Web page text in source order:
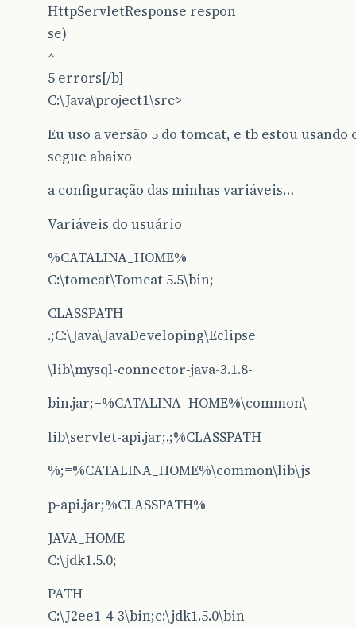
HttpServletResponse respon
se)
^
5 errors[/b]
C:\Java\project1\src>
Eu uso a versão 5 do tomcat, e tb estou usando
segue abaixo
a configuração das minhas variáveis…
Variáveis do usuário
%CATALINA_HOME%
C:\tomcat\Tomcat 5.5\bin;
CLASSPATH
.;C:\Java\JavaDeveloping\Eclipse
\lib\mysql-connector-java-3.1.8-
bin.jar;=%CATALINA_HOME%\common\
lib\servlet-api.jar;.;%CLASSPATH
%;=%CATALINA_HOME%\common\lib\js
p-api.jar;%CLASSPATH%
JAVA_HOME
C:\jdk1.5.0;
PATH
C:\J2ee1-4-3\bin;c:\jdk1.5.0\bin